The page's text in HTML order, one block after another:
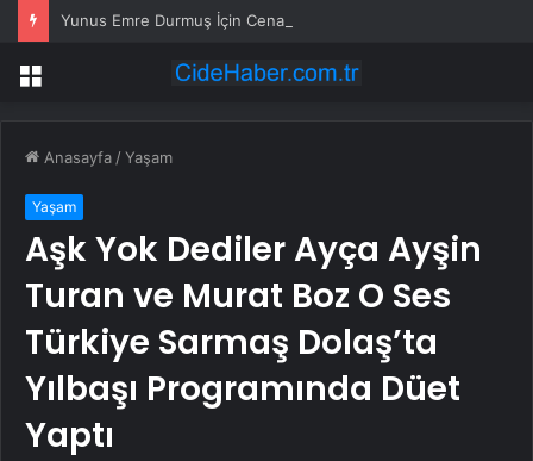
Yunus Emre Durmuş İçin Cenaze Töreni
Menü
Anasayfa /Yaşam
Yaşam
Aşk Yok Dediler Ayça Ayşin
Turan ve Murat Boz O Ses
Türkiye Sarmaş Dolaş’ta
Yılbaşı Programında Düet
Yaptı